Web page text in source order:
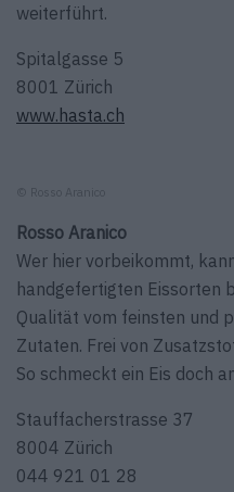
weiterführt.
Spitalgasse 5
8001 Zürich
www.hasta.ch
© Rosso Aranico
Rosso Aranico
Wer hier vorbeikommt,
handgefertigten Eissorten
Qualität vom feinsten und
Zutaten. Frei von
So schmeckt ein Eis doch
Stauffacherstrasse 37
8004 Zürich
044 921 01 28